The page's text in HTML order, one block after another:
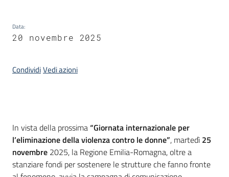
Giuseppe
Seguici
su
Data:
20 novembre 2025
CondividiVedi azioni
Introduzione
In vista della prossima“Giornata internazionale per
l’eliminazione della violenza contro le donne”, martedì 25
novembre 2025, la Regione Emilia-Romagna, oltre a
stanziare fondi per sostenere le strutture che fanno fronte